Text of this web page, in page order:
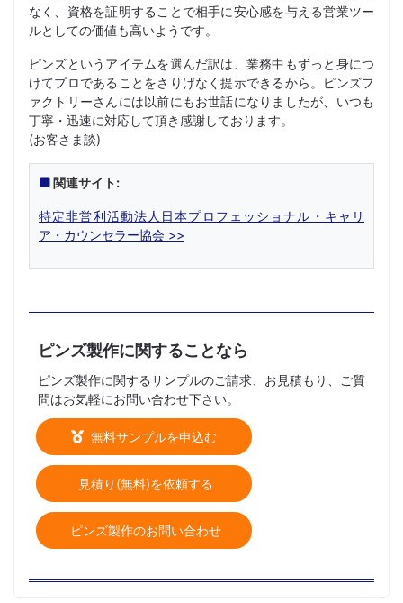
なく、資格を証明することで相手に安心感を与える営業ツー
ルとしての価値も高いようです。
ピンズというアイテムを選んだ訳は、業務中もずっと身につ
けてプロであることをさりげなく提示できるから。ピンズフ
ァクトリーさんには以前にもお世話になりましたが、いつも
丁寧・迅速に対応して頂き感謝しております。
(お客さま談)
関連サイト:
特定非営利活動法人日本プロフェッショナル・キャリ
ア・カウンセラー協会 >>
ピンズ製作に関することなら
ピンズ製作に関するサンプルのご請求、お見積もり、ご質
問はお気軽にお問い合わせ下さい。
無料サンプルを申込む
見積り(無料)を依頼する
ピンズ製作のお問い合わせ